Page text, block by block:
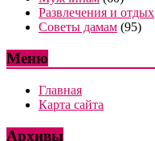
Развлечения и отдых
Советы дамам (95)
Меню
Главная
Карта сайта
Архивы